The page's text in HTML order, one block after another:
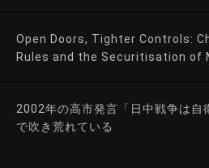
Open Doors, Tighter Controls:
Rules and the Securitisation of
2002年の高市発言「日中戦争は自
で吹き荒れている